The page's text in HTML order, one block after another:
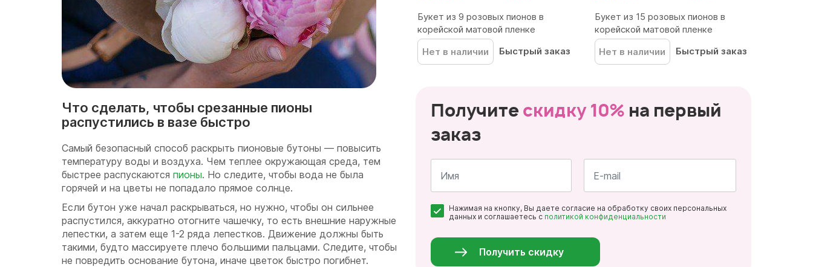
Что сделать, чтобы срезанные пионы
распустились в вазе быстро
Самый безопасный способ раскрыть пионовые бутоны — повысить
температуру воды и воздуха. Чем теплее окружающая среда, тем
быстрее распускаются пионы. Но следите, чтобы вода не была
горячей и на цветы не попадало прямое солнце.
Если бутон уже начал раскрываться, но нужно, чтобы он сильнее
распустился, аккуратно отогните чашечку, то есть внешние наружные
лепестки, а затем еще 1-2 ряда лепестков. Движение должны быть
такими, будто массируете плечо большими пальцами. Следите, чтобы
не повредить основание бутона, иначе цветок быстро погибнет.
Букет из 9 розовых пионов в
корейской матовой пленке
Нет в наличии
Быстрый заказ
Букет из 15 розовых пионов в
корейской матовой пленке
Нет в наличии
Быстрый заказ
Получитескидку 10% на первый
заказ
*
*
Нажимая на кнопку, Вы даете согласие на обработку своих персональных
данных и соглашаетесь с политикой конфиденциальности
Получить скидку